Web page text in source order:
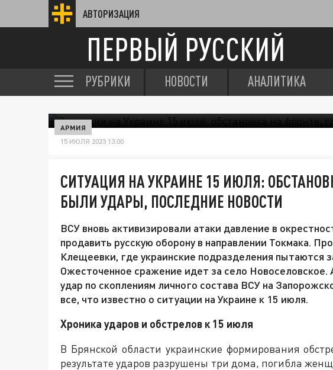
АВТОРИЗАЦИЯ
ПЕРВЫЙ РУССКИЙ
РУБРИКИ НОВОСТИ АНАЛИТИКА
АРМИЯ
15 ИЮЛЯ 2023 13:00
СИТУАЦИЯ НА УКРАИНЕ 15 ИЮЛЯ:
БЫЛИ УДАРЫ, ПОСЛЕДНИЕ НОВОСТИ
ВСУ вновь активизировали атаки давление в
продавить русскую оборону в направлении Токмака.
Клещеевки, где украинские подразделения пытаются
Ожесточенное сражение идет за село
удар по скоплениям личного состава ВСУ на
все, что известно о ситуации на Украине к 15 июля.
Хроника ударов и обстрелов к 15 июля
В Брянской области украинские формирования
результате ударов разрушены три дома, погибла